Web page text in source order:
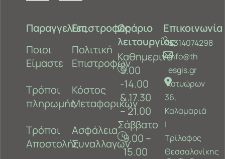
Παραγγελίες
Ποιοι
Είμαστε
Τρόποι
πληρωμής
Τρόποι
Αποστολής
Επιστροφές
Πολιτική
Επιστροφών
Κόστος
Μεταφορικών
Ασφάλεια
Συναλλαγών
Ωράριο
λειτουργίας
Καθημερινά
9.00
-14.00
& 17.30
– 21.00
Σάββατο
9.00 –
15.00
Επικοινωνία
2314074298
info@th
esgis.gr
Κοτυώρων
36,
Καλαμαριά
‎|
Τρίλοφος
Θεσσαλονίκης